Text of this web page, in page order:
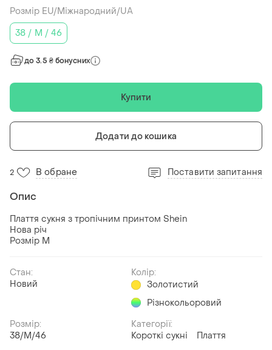
Розмір EU/Міжнародний/UA
38 / M / 46
до 3.5 ₴ бонусних
Купити
Додати до кошика
2 В обране Поставити запитання
Опис
Плаття сукня з тропічним принтом Shein
Нова річ
Розмір М
Стан:
Новий
Колір:
Золотистий
Різнокольоровий
Розмір:
38/M/46
Категорії:
Короткі сукні
Плаття